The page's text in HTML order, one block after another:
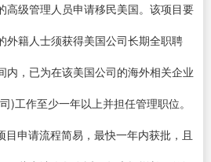
高级管理人员申请移民美国。该项目要
外籍人士须获得美国公司长期全职聘
内，已为在该美国公司的海外相关企业
)工作至少一年以上并担任管理职位。
目申请流程简易，最快一年内获批，且